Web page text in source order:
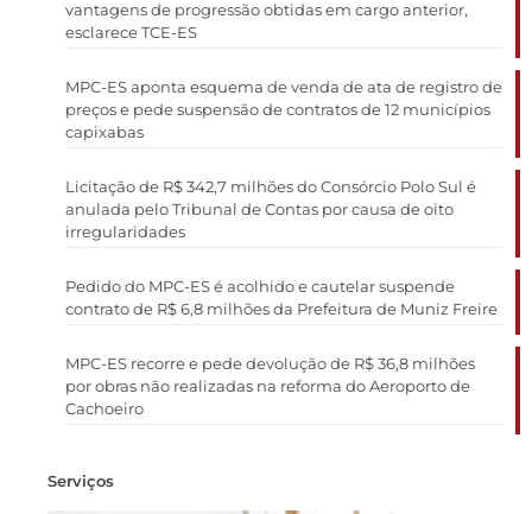
vantagens de progressão obtidas em cargo anterior,
esclarece TCE-ES
MPC-ES aponta esquema de venda de ata de registro de
preços e pede suspensão de contratos de 12 municípios
capixabas
Licitação de R$ 342,7 milhões do Consórcio Polo Sul é
anulada pelo Tribunal de Contas por causa de oito
irregularidades
Pedido do MPC-ES é acolhido e cautelar suspende
contrato de R$ 6,8 milhões da Prefeitura de Muniz Freire
MPC-ES recorre e pede devolução de R$ 36,8 milhões
por obras não realizadas na reforma do Aeroporto de
Cachoeiro
Serviços